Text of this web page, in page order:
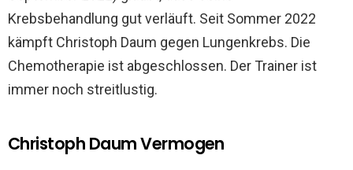
Krebsbehandlung gut verläuft. Seit Sommer 2022
kämpft Christoph Daum gegen Lungenkrebs. Die
Chemotherapie ist abgeschlossen. Der Trainer ist
immer noch streitlustig.
Christoph Daum Vermogen